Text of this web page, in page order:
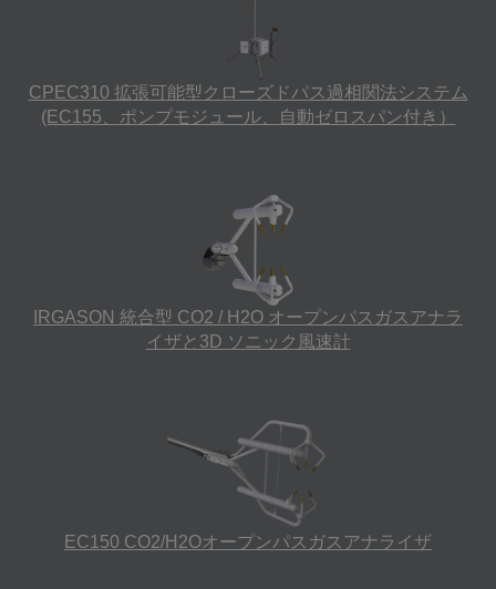
CPEC310 拡張可能型クローズドパス過相関法システム
(EC155、ポンプモジュール、自動ゼロスパン付き）
IRGASON 統合型 CO2 / H2O オープンパスガスアナラ
イザと3D ソニック風速計
EC150 CO2/H2Oオープンパスガスアナライザ